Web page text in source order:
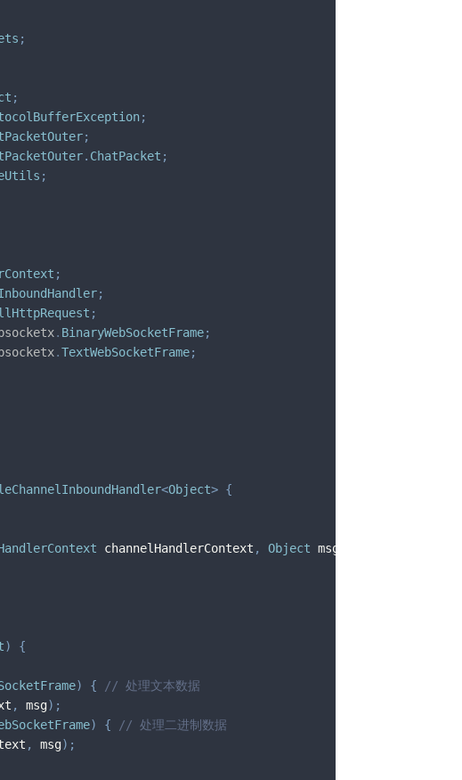
;
;
;
;
. ChatPacket ;
;
;
;
;
. BinaryWebSocketFrame;
.TextWebSocketFrame;
<Object> {
channelHandlerContext , Object msg
)
{
) {
// 处理文本数据
, msg) ;
) {
// 处理二进制数据
, msg) ;